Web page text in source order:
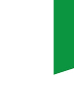
하면
하면
하면
하면
하면
04-4